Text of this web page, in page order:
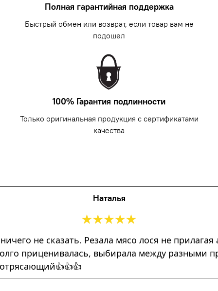
Полная гарантийная поддержка
Быстрый обмен или возврат, если товар вам не
подошел
100% Гарантия подлинности
Только оригинальная продукция с сертификатами
качества
Наталья
не сказать. Резала мясо лося не
приценивалась, выбирала между разными